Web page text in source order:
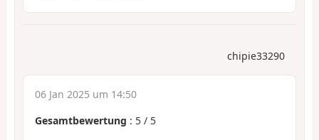
chipie33290
06 Jan 2025 um 14:50
Gesamtbewertung : 5 / 5